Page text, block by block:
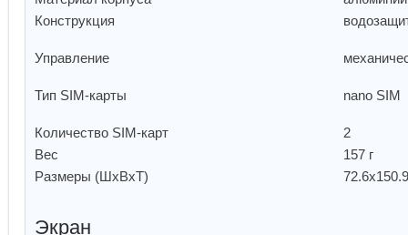
Конструкция
Управление
Тип SIM-карты nano SIM
Количество SIM-карт
2
Вес
157 г
Размеры (ШxВxТ)
Экран